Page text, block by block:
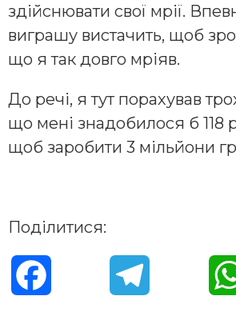
здійснювати свої мрії.
виграшу вистачить, щоб
що я так довго мріяв.
До речі, я тут порахував
що мені знадобилося б 118
щоб заробити 3 мільйони
Поділитися: